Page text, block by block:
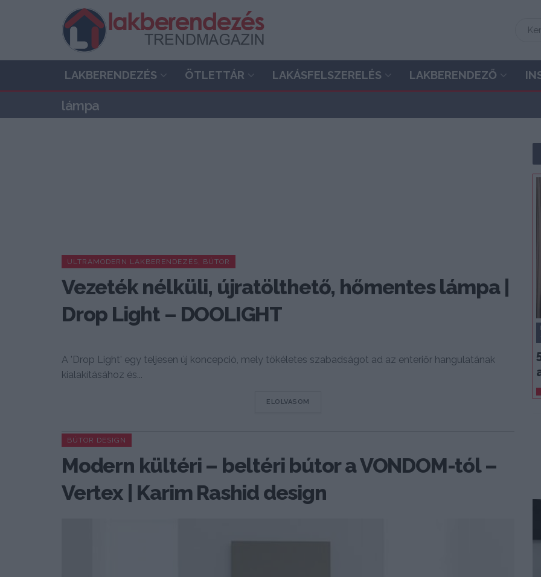
LAKBERENDEZÉS ÖTLETTÁR LAKÁSFELSZERELÉS LAKBERENDEZŐ
lámpa
ULTRAMODERN LAKBERENDEZÉS, BÚTOR
Vezeték nélküli, újratölthető, hőmentes lámpa |
Drop Light – DOOLIGHT
A 'Drop Light' egy teljesen új koncepció, mely tökéletes szabadságot ad az enteriőr hangulatának
kialakításához és...
ELOLVASOM
BÚTOR DESIGN
Modern kültéri – beltéri bútor a VONDOM-tól –
Vertex | Karim Rashid design